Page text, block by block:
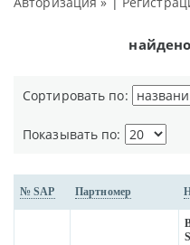
Сортировать по:
Показывать по:
№ SAP Партномер